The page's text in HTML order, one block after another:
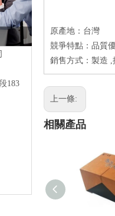
183
原產地：台灣
競爭特點：品質
銷售方式：製造 ,
上一條:
相關產品